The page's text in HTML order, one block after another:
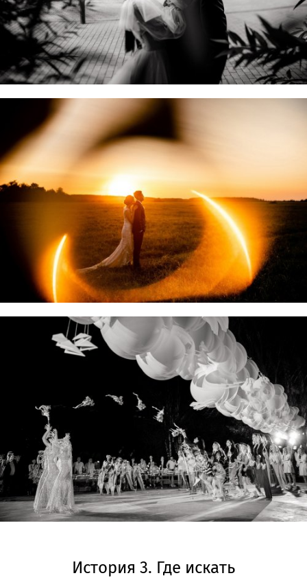
История 3. Где искать